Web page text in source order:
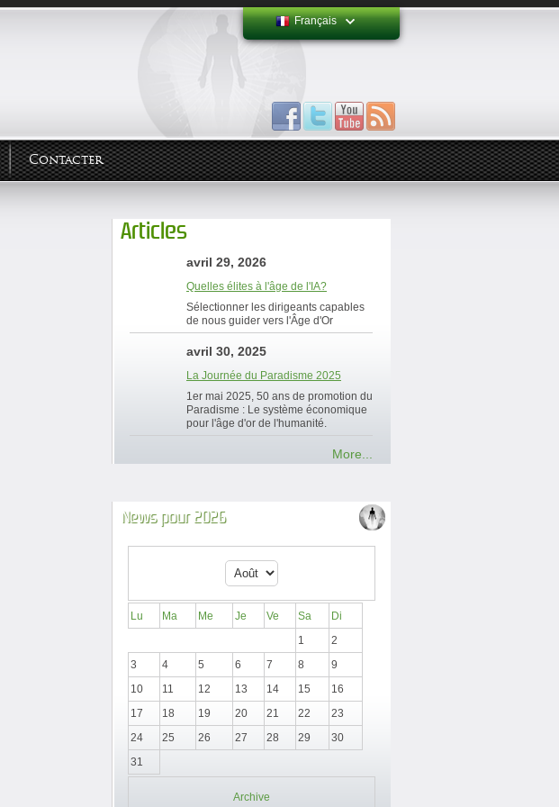
Français
Contacter
Articles
avril 29, 2026
Quelles élites à l'âge de l'IA?
Sélectionner les dirigeants capables
de nous guider vers l'Âge d'Or
avril 30, 2025
La Journée du Paradisme 2025
1er mai 2025, 50 ans de promotion du
Paradisme : Le système économique
pour l'âge d'or de l'humanité.
More...
News pour 2026
Lu Ma Me Je Ve Sa
Di
1
2
3
4 5 6 7 8
9
10
11 12 13 14 15
16
17
18 19 20 21 22
23
24
25 26 27 28 29
30
31
Archive